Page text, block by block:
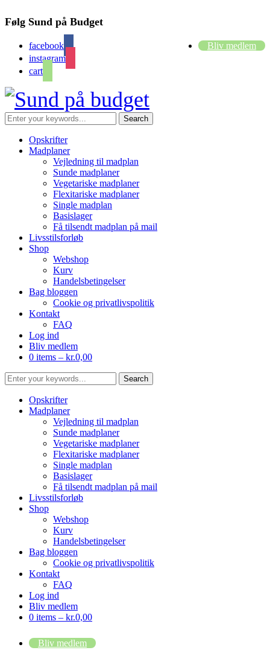
Følg Sund på Budget
facebook
instagram
cart
Bliv medlem
Opskrifter
Madplaner
Vejledning til madplan
Sunde madplaner
Vegetariske madplaner
Flexitariske madplaner
Single madplan
Basislager
Få tilsendt madplan på mail
Livsstilsforløb
Shop
Webshop
Kurv
Handelsbetingelser
Bag bloggen
Cookie og privatlivspolitik
Kontakt
FAQ
Log ind
Bliv medlem
0 items – kr.0,00
Opskrifter
Madplaner
Vejledning til madplan
Sunde madplaner
Vegetariske madplaner
Flexitariske madplaner
Single madplan
Basislager
Få tilsendt madplan på mail
Livsstilsforløb
Shop
Webshop
Kurv
Handelsbetingelser
Bag bloggen
Cookie og privatlivspolitik
Kontakt
FAQ
Log ind
Bliv medlem
0 items – kr.0,00
Bliv medlem